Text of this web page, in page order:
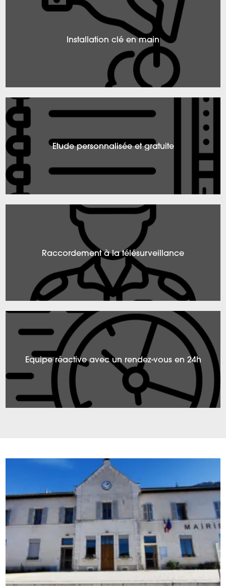
Installation clé en main
Etude personnalisée et gratuite
Raccordement à la télésurveillance
Equipe réactive avec un rendez-vous en 24h